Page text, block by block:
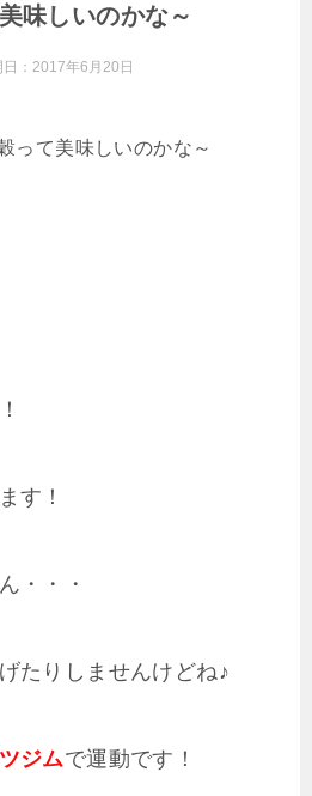
味しいのかな～
： 2017年6月20日
す！
・・・
たりしませんけどね♪
ジムで運動です！